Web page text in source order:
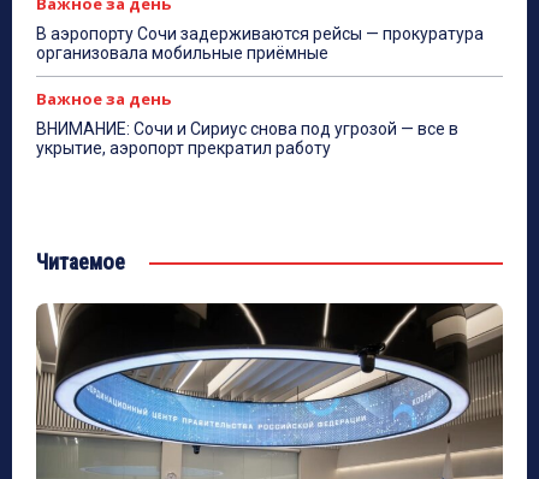
В аэропорту Сочи задерживаются рейсы — прокуратура
организовала мобильные приёмные
Важное за день
ВНИМАНИЕ: Сочи и Сириус снова под угрозой — все в
укрытие, аэропорт прекратил работу
Читаемое